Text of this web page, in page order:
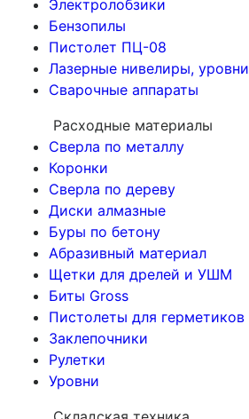
Электролобзики
Бензопилы
Пистолет ПЦ-08
Лазерные нивелиры, уровни
Сварочные аппараты
Расходные материалы
Сверла по металлу
Коронки
Сверла по дереву
Диски алмазные
Буры по бетону
Абразивный материал
Щетки для дрелей и УШМ
Биты Gross
Пистолеты для герметиков
Заклепочники
Рулетки
Уровни